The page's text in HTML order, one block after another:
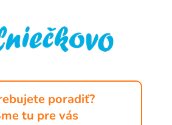
poradiť?
tu pre vás